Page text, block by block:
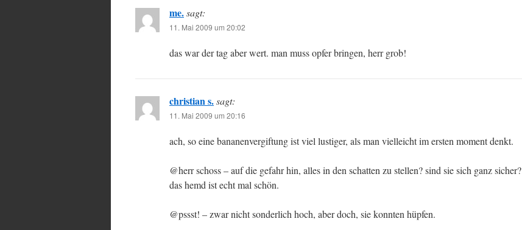
me.sagt:
11. Mai 2009 um 20:02
das war der tag aber wert. man muss opfer bringen, herr grob!
christian s.sagt:
11. Mai 2009 um 20:16
ach, so eine bananenvergiftung ist viel lustiger, als man vielleicht im ersten moment denkt.
@herr schoss – auf die gefahr hin, alles in den schatten zu stellen? sind sie sich ganz sicher?
das hemd ist echt mal schön.
@pssst! – zwar nicht sonderlich hoch, aber doch, sie konnten hüpfen.